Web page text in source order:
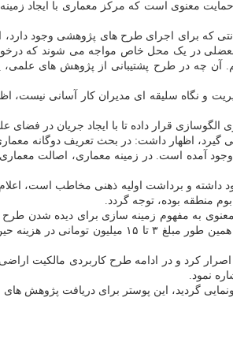
معنوی است که مرکز معماری با ایجاد
که برای اجرای طرح های پژوهشی وجود
در یک محل خاص مواجه می شوند که
آن چه در طرح پشتیبانی از پژوهش
و نگاه سلیقه ای مدیران کار آسانی
قرار داده تا با ایجاد جریان در فضای
گیرد، اظهار داشت: در بحث تعریف دوگانه
آمده است. در زمینه معماری، اصالت
داشته و برداشت اولیه ذهنی مخاطب است،
منطقه بوده، توجه گردد.
به مفهوم زمینه سازی برای دیده شدن
کرد و در ادامه طرح کاربردی مالکیت
نمود.
گردید، این پوستر برای دریافت پژوهش